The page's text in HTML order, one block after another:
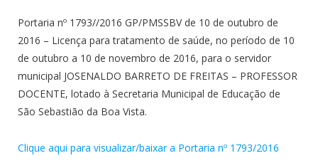
Portaria nº 1793//2016 GP/PMSSBV de 10 de outubro de
2016 – Licença para tratamento de saúde, no período de 10
de outubro a 10 de novembro de 2016, para o servidor
municipal JOSENALDO BARRETO DE FREITAS – PROFESSOR
DOCENTE, lotado à Secretaria Municipal de Educação de
São Sebastião da Boa Vista.
Clique aqui para visualizar/baixar a Portaria nº 1793/2016